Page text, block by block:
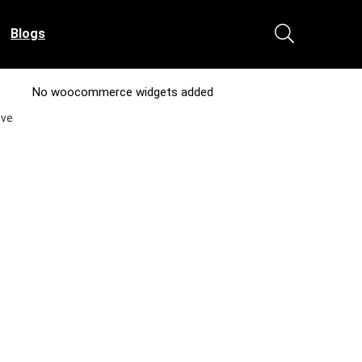
Blogs
No woocommerce widgets added